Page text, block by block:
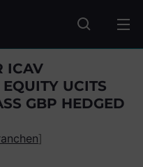
Fonds
ICAV
UCITS
GBP HEDGED
]